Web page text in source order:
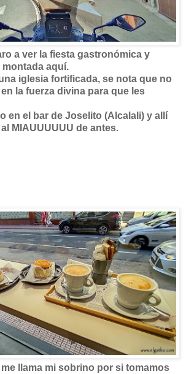
a ver la fiesta gastronómica y
aquí.
iglesia fortificada, se nota que no
la fuerza divina para que les
en el bar de Joselito (Alcalali) y allí
MIAUUUUUU de antes.
llama mi sobrino por si tomamos